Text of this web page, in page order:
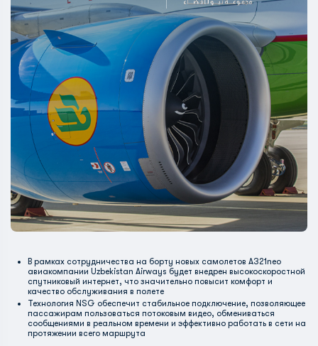
В рамках сотрудничества на борту новых самолетов A321neo
авиакомпании Uzbekistan Airways будет внедрен высокоскоростной
спутниковый интернет, что значительно повысит комфорт и
качество обслуживания в полете
Технология NSG обеспечит стабильное подключение, позволяющее
пассажирам пользоваться потоковым видео, обмениваться
сообщениями в реальном времени и эффективно работать в сети на
протяжении всего маршрута